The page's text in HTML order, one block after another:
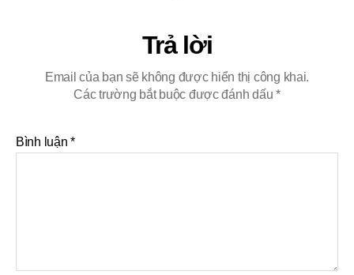
Trả lời
Email của bạn sẽ không được hiển thị công khai.
Các trường bắt buộc được đánh dấu*
Bình luận*